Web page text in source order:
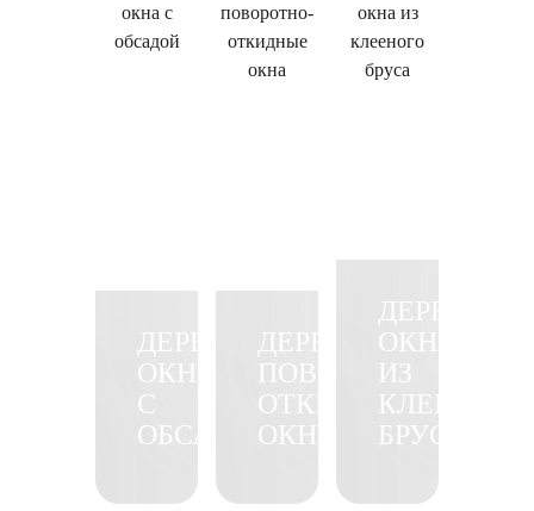
ДЕРЕВЯННЫЕ
ОКНА
С
ОБСАДОЙ
ДЕРЕВЯННЫЕ
ПОВОРОТНО-
ОТКИДНЫЕ
ОКНА
ОКНА
ИЗ
КЛЕЕНОГО
БРУСА